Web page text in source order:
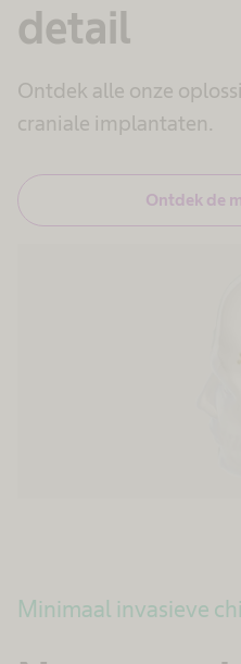
detail
Ontdek alle onze
craniale implantaten.
Ontdek de
Minimaal invasieve